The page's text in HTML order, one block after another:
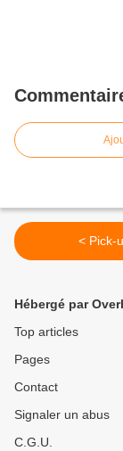
< Pick-
Hébergé par
Top articles
Pages
Contact
Signaler un abus
C.G.U.